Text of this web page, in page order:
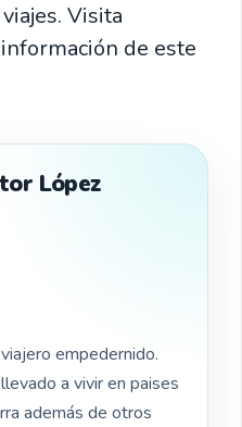
Visita
de este
López
empedernido.
a vivir en paises
además de otros